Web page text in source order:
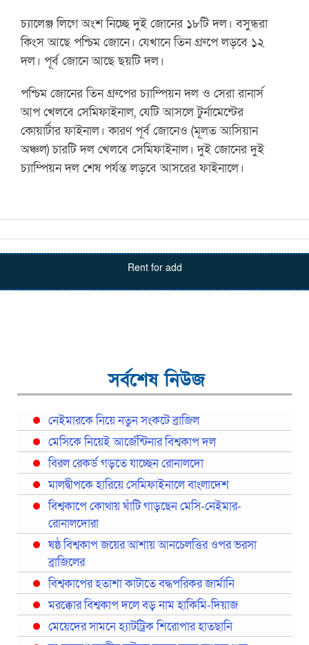
চ্যালেঞ্জ লিগে অংশ নিচ্ছে দুই জোনের ১৮টি দল। বসুন্ধরা
কিংস আছে পশ্চিম জোনে। যেখানে তিন গ্রুপে লড়বে ১২
দল। পূর্ব জোনে আছে ছয়টি দল।
পশ্চিম জোনের তিন গ্রুপের চ্যাম্পিয়ন দল ও সেরা রানার্স
আপ খেলবে সেমিফাইনাল, যেটি আসলে টুর্নামেন্টের
কোয়ার্টার ফাইনাল। কারণ পূর্ব জোনেও (মূলত আসিয়ান
অঞ্চল) চারটি দল খেলবে সেমিফাইনাল। দুই জোনের দুই
চ্যাম্পিয়ন দল শেষ পর্যন্ত লড়বে আসরের ফাইনালে।
Rent for add
সর্বশেষ নিউজ
নেইমারকে নিয়ে নতুন সংকটে ব্রাজিল
মেসিকে নিয়েই আর্জেন্টিনার বিশ্বকাপ দল
বিরল রেকর্ড গড়তে যাচ্ছেন রোনালদো
মালদ্বীপকে হারিয়ে সেমিফাইনালে বাংলাদেশ
বিশ্বকাপে কোথায় ঘাঁটি গাড়ছেন মেসি-নেইমার-
রোনালদোরা
ষষ্ঠ বিশ্বকাপ জয়ের আশায় আনচেলত্তির ওপর ভরসা
ব্রাজিলের
বিশ্বকাপের হতাশা কাটাতে বদ্ধপরিকর জার্মানি
মরক্কোর বিশ্বকাপ দলে বড় নাম হাকিমি-দিয়াজ
মেয়েদের সামনে হ্যাটট্রিক শিরোপার হাতছানি